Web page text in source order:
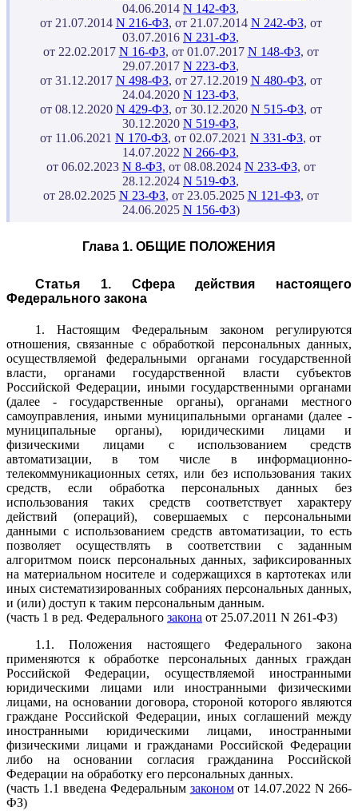
04.06.2014 N 142-ФЗ,
от 21.07.2014 N 216-ФЗ, от 21.07.2014 N 242-ФЗ, от
03.07.2016 N 231-ФЗ,
от 22.02.2017 N 16-ФЗ, от 01.07.2017 N 148-ФЗ, от
29.07.2017 N 223-ФЗ,
от 31.12.2017 N 498-ФЗ, от 27.12.2019 N 480-ФЗ, от
24.04.2020 N 123-ФЗ,
от 08.12.2020 N 429-ФЗ, от 30.12.2020 N 515-ФЗ, от
30.12.2020 N 519-ФЗ,
от 11.06.2021 N 170-ФЗ, от 02.07.2021 N 331-ФЗ, от
14.07.2022 N 266-ФЗ,
от 06.02.2023 N 8-ФЗ, от 08.08.2024 N 233-ФЗ, от
28.12.2024 N 519-ФЗ,
от 28.02.2025 N 23-ФЗ, от 23.05.2025 N 121-ФЗ, от
24.06.2025 N 156-ФЗ)
Глава 1. ОБЩИЕ ПОЛОЖЕНИЯ
Статья 1. Сфера действия настоящего
Федерального закона
1. Настоящим Федеральным законом регулируются
отношения, связанные с обработкой персональных данных,
осуществляемой федеральными органами государственной
власти, органами государственной власти субъектов
Российской Федерации, иными государственными органами
(далее - государственные органы), органами местного
самоуправления, иными муниципальными органами (далее -
муниципальные органы), юридическими лицами и
физическими лицами с использованием средств
автоматизации, в том числе в информационно-
телекоммуникационных сетях, или без использования таких
средств, если обработка персональных данных без
использования таких средств соответствует характеру
действий (операций), совершаемых с персональными
данными с использованием средств автоматизации, то есть
позволяет осуществлять в соответствии с заданным
алгоритмом поиск персональных данных, зафиксированных
на материальном носителе и содержащихся в картотеках или
иных систематизированных собраниях персональных данных,
и (или) доступ к таким персональным данным.
(часть 1 в ред. Федерального закона от 25.07.2011 N 261-ФЗ)
1.1. Положения настоящего Федерального закона
применяются к обработке персональных данных граждан
Российской Федерации, осуществляемой иностранными
юридическими лицами или иностранными физическими
лицами, на основании договора, стороной которого являются
граждане Российской Федерации, иных соглашений между
иностранными юридическими лицами, иностранными
физическими лицами и гражданами Российской Федерации
либо на основании согласия гражданина Российской
Федерации на обработку его персональных данных.
(часть 1.1 введена Федеральным закономот 14.07.2022 N 266-
ФЗ)